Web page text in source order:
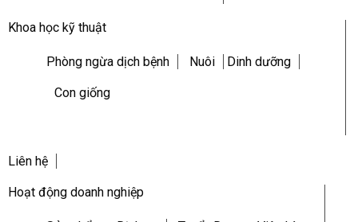
Khoa học kỹ thuật
Phòng ngừa dịch bệnh Nuôi Dinh dưỡng
Con giống
Liên hệ
Hoạt động doanh nghiệp